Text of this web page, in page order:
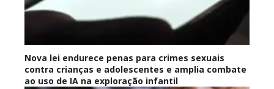
Nova lei endurece penas para crimes sexuais
contra crianças e adolescentes e amplia combate
ao uso de IA na exploração infantil